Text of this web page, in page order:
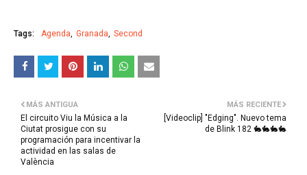
Tags: Agenda Granada Second
MÁS RECIENTE
[Videoclip] "Edging". Nuevo tema
de Blink 182 🐇🐇🐇🐇
MÁS ANTIGUA
El circuito Viu la Música a la
Ciutat prosigue con su
programación para incentivar la
actividad en las salas de
València